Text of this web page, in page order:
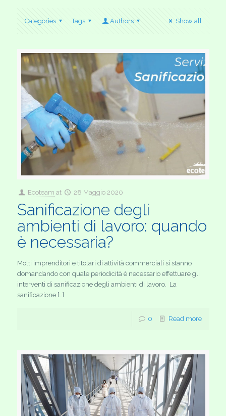
Categories Tags Authors Show all
Ecoteam at 28 Maggio 2020
Sanificazione degli
ambienti di lavoro: quando
è necessaria?
Molti imprenditori e titolari di attività commerciali si stanno
domandando con quale periodicità è necessario effettuare gli
interventi di sanificazione degli ambienti di lavoro. La
sanificazione […]
0 Read more